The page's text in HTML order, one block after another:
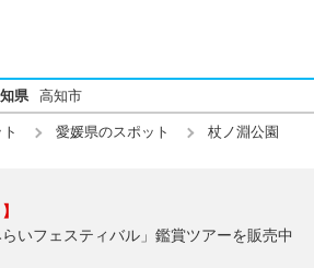
県 高知市
愛媛県のスポット 杖ノ淵公園
いフェスティバル」鑑賞ツアーを販売中